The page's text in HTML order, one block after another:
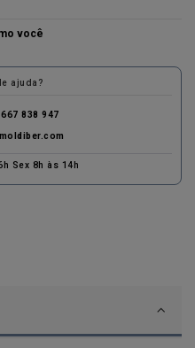
você
ajuda?
667 838 947
Sex 8h às 14h